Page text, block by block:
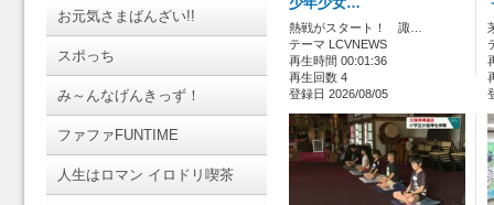
お元気さまばんざい!!
スポっち
み～んなげんきっず！
ファファFUNTIME
人生はロマン イロドリ喫茶
少年少女…
熱戦がスタート！ 諏…
テーマ LCVNEWS
再生時間 00:01:36
再生回数 4
登録日 2026/08/05